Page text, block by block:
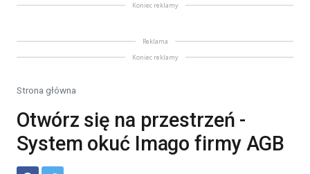
Koniec reklamy
Reklama
Koniec reklamy
Strona główna
Otwórz się na przestrzeń -
System okuć Imago firmy AGB